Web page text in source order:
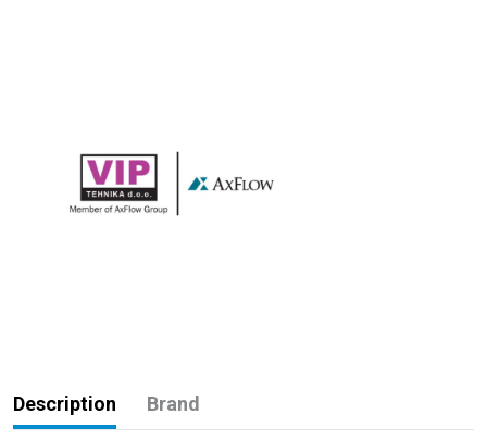
Description Brand